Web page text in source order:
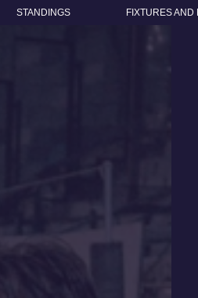
STANDINGS FIXTURES AND